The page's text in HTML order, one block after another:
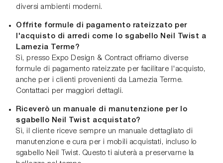
diversi ambienti moderni.
Offrite formule di pagamento rateizzato per
l'acquisto di arredi come lo sgabello Neil Twist a
Lamezia Terme?
Sì, presso Expo Design & Contract offriamo diverse
formule di pagamento rateizzate per facilitare l'acquisto,
anche per i clienti provenienti da Lamezia Terme.
Contattaci per maggiori dettagli.
Riceverò un manuale di manutenzione per lo
sgabello Neil Twist acquistato?
Sì, il cliente riceve sempre un manuale dettagliato di
manutenzione e cura per i mobili acquistati, incluso lo
sgabello Neil Twist. Questo ti aiuterà a preservarne la